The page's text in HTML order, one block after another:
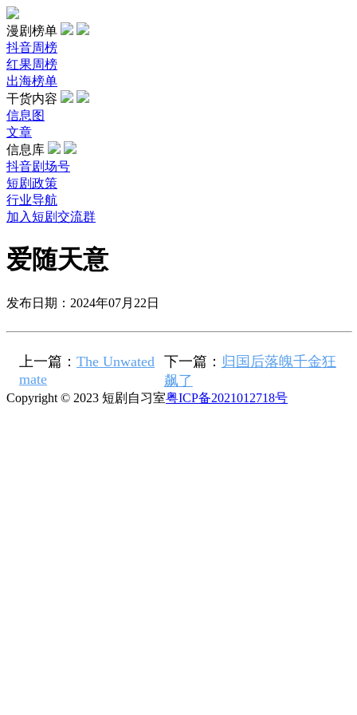
漫剧榜单
抖音周榜
红果周榜
出海榜单
干货内容
信息图
文章
信息库
抖音剧场号
短剧政策
行业导航
加入短剧交流群
爱随天意
发布日期：2024年07月22日
上一篇： The Unwated
mate
下一篇： 归国后落魄千金狂
飙了
Copyright © 2023 短剧自习室粤ICP备2021012718号